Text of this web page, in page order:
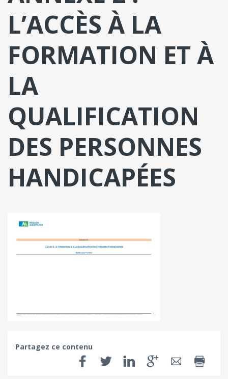
L’ACCÈS À LA
FORMATION ET À
LA
QUALIFICATION
DES PERSONNES
HANDICAPÉES
Partagez ce contenu